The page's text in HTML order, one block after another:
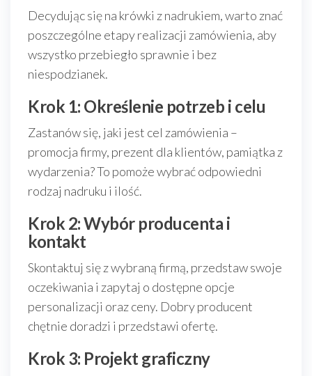
Decydując się na krówki z nadrukiem, warto znać
poszczególne etapy realizacji zamówienia, aby
wszystko przebiegło sprawnie i bez
niespodzianek.
Krok 1: Określenie potrzeb i celu
Zastanów się, jaki jest cel zamówienia –
promocja firmy, prezent dla klientów, pamiątka z
wydarzenia? To pomoże wybrać odpowiedni
rodzaj nadruku i ilość.
Krok 2: Wybór producenta i
kontakt
Skontaktuj się z wybraną firmą, przedstaw swoje
oczekiwania i zapytaj o dostępne opcje
personalizacji oraz ceny. Dobry producent
chętnie doradzi i przedstawi ofertę.
Krok 3: Projekt graficzny